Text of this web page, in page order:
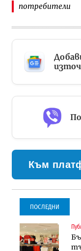
потребители
Към
ПОСЛЕДНИ